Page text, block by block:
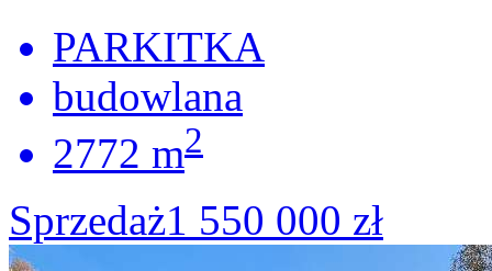
PARKITKA
budowlana
2772 m2
Sprzedaż1 550 000 zł